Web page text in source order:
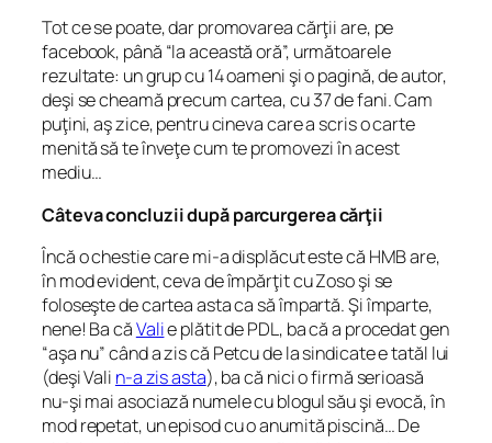
Tot ce se poate, dar promovarea cărţii are, pe
facebook, până “la această oră”, următoarele
rezultate: un grup cu 14 oameni şi o pagină, de autor,
deşi se cheamă precum cartea, cu 37 de fani. Cam
puţini, aş zice, pentru cineva care a scris o carte
menită să te înveţe cum te promovezi în acest
mediu…
Câteva concluzii după parcurgerea cărţii
Încă o chestie care mi-a displăcut este că HMB are,
în mod evident, ceva de împărţit cu Zoso şi se
foloseşte de cartea asta ca să împartă. Şi împarte,
nene! Ba căValie plătit de PDL, ba că a procedat gen
“aşa nu” când a zis că Petcu de la sindicate e tatăl lui
(deşi Vali n-a zis asta), ba că nici o firmă serioasă
nu-şi mai asociază numele cu blogul său şi evocă, în
mod repetat, un episod cu o anumită piscină… De